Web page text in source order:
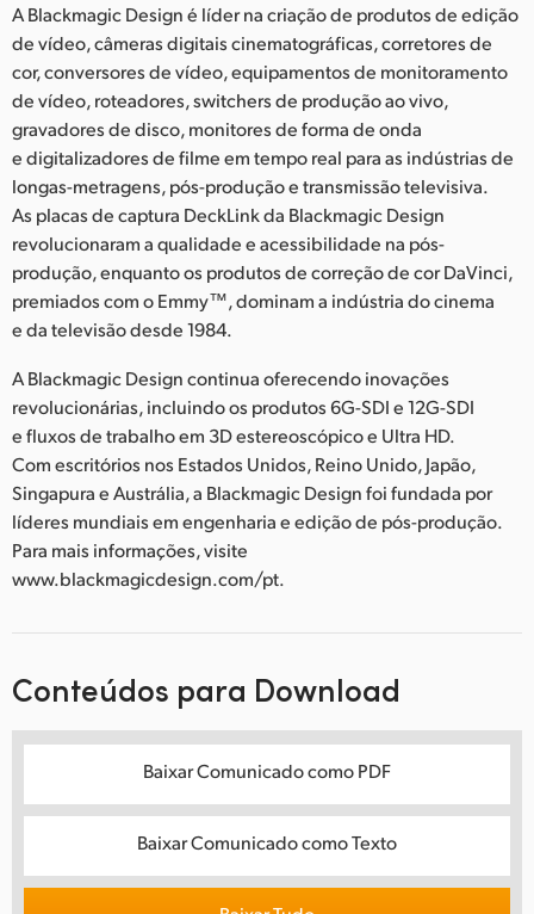
A Blackmagic Design é líder na criação de produtos de edição
de vídeo, câmeras digitais cinematográficas, corretores de
cor, conversores de vídeo, equipamentos de monitoramento
de vídeo, roteadores, switchers de produção ao vivo,
gravadores de disco, monitores de forma de onda
e digitalizadores de filme em tempo real para as indústrias de
longas-metragens, pós-produção e transmissão televisiva.
As placas de captura DeckLink da Blackmagic Design
revolucionaram a qualidade e acessibilidade na pós-
produção, enquanto os produtos de correção de cor DaVinci,
premiados com o Emmy™, dominam a indústria do cinema
e da televisão desde 1984.
A Blackmagic Design continua oferecendo inovações
revolucionárias, incluindo os produtos 6G-SDI e 12G-SDI
e fluxos de trabalho em 3D estereoscópico e Ultra HD.
Com escritórios nos Estados Unidos, Reino Unido, Japão,
Singapura e Austrália, a Blackmagic Design foi fundada por
líderes mundiais em engenharia e edição de pós-produção.
Para mais informações, visite
www.blackmagicdesign.com/pt.
Conteúdos para Download
Baixar Comunicado como PDF
Baixar Comunicado como Texto